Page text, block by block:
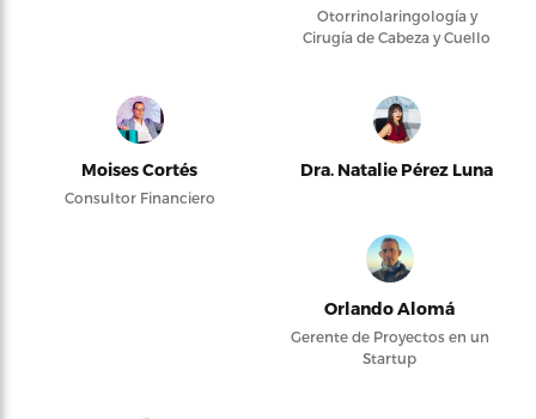
Otorrinolaringología y
Cirugía de Cabeza y Cuello
Moises Cortés
Consultor Financiero
Dra. Natalie Pérez Luna
Orlando Alomá
Gerente de Proyectos en un
Startup